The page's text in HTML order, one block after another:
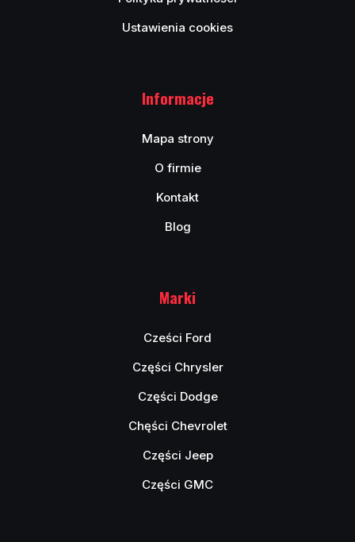
Ustawienia cookies
Informacje
Mapa strony
O firmie
Kontakt
Blog
Marki
Cześci Ford
Części Chrysler
Części Dodge
Chęści Chevrolet
Części Jeep
Części GMC